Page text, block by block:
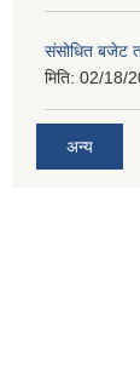
संसोधित बजेट
मिति: 02/18/
अन्य